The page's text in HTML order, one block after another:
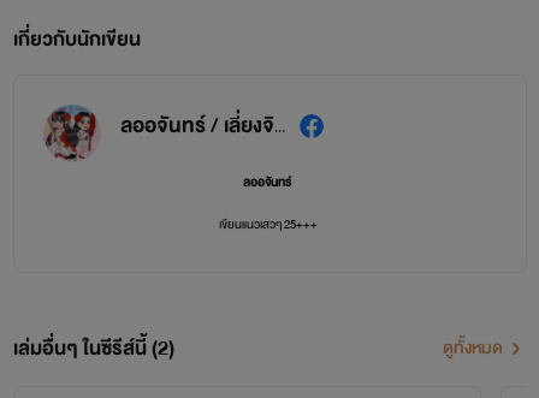
เกี่ยวกับนักเขียน
ลออจันทร์ / เลี่ยงจิน 亮金
ลออจันทร์
เขียนแนวเสวๆ 25+++
เล่มอื่นๆ ในซีรีส์นี้ (2) ดูทั้งหมด